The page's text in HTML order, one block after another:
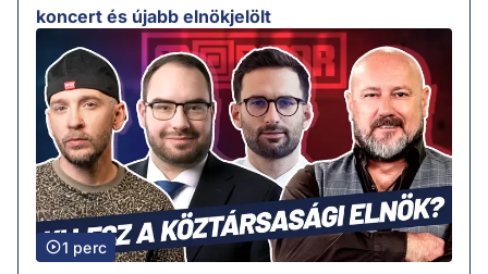
koncert és újabb elnökjelölt
1 perc